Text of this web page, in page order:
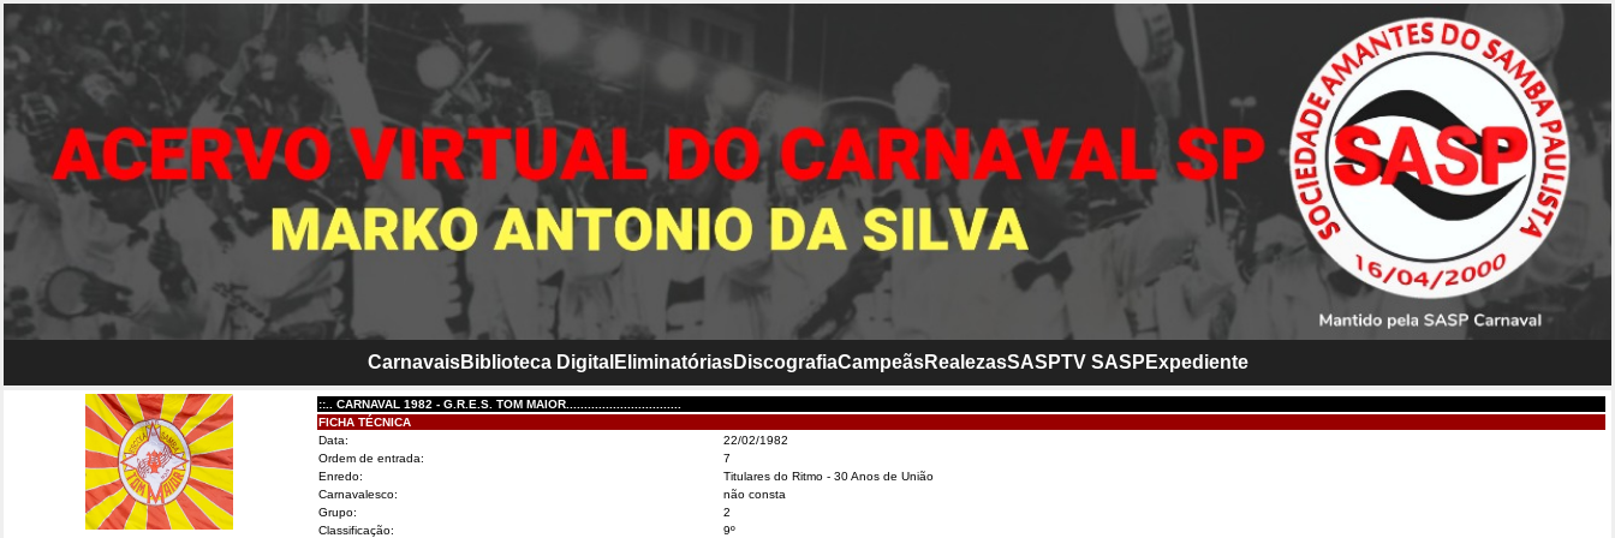
CarnavaisBiblioteca Digital EliminatóriasDiscografiaCampeãsRealezasSASPTV SASP Expediente
::.. CARNAVAL 1982 - G.R.E.S. TOM MAIOR................................
FICHA TÉCNICA
Data:
22/02/1982
Ordem de entrada:
7
Enredo:
Titulares do Ritmo - 30 Anos de União
Carnavalesco:
não consta
Grupo:
2
Classificação:
9º